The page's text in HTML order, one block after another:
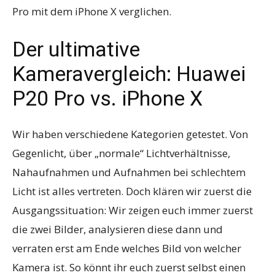
Pro mit dem iPhone X verglichen.
Der ultimative
Kameravergleich: Huawei
P20 Pro vs. iPhone X
Wir haben verschiedene Kategorien getestet. Von
Gegenlicht, über „normale“ Lichtverhältnisse,
Nahaufnahmen und Aufnahmen bei schlechtem
Licht ist alles vertreten. Doch klären wir zuerst die
Ausgangssituation: Wir zeigen euch immer zuerst
die zwei Bilder, analysieren diese dann und
verraten erst am Ende welches Bild von welcher
Kamera ist. So könnt ihr euch zuerst selbst einen